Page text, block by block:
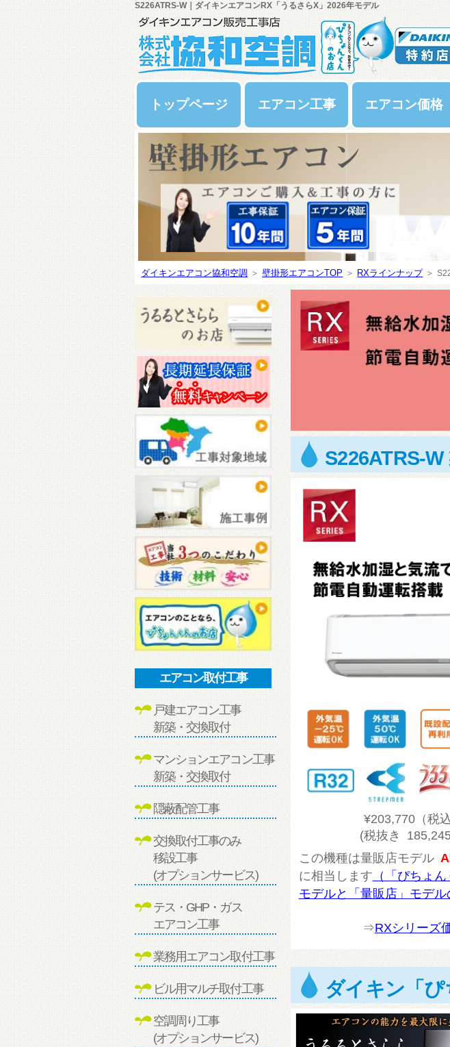
S226ATRS-W｜ダイキンエアコンRX「うるさらX」2026年モデル
トップページ エアコン工事 エアコン価格
ダイキンエアコン協和空調 ＞壁掛形エアコンTOP ＞ RXラインナップ＞
S226ATRS-
¥203,770（税込
(税抜き
この機種は量販店モデル
に相当します （「ぴちょ
モデルと「量販店」モデル
⇒RXシリーズ
ダイキン「
エアコン取付工事
戸建エアコン工事
新築・交換取付
マンションエアコン工事
新築・交換取付
隠蔽配管工事
交換取付工事のみ
移設工事
(オプションサービス)
テス・GHP・ガス
エアコン工事
業務用エアコン取付工事
ビル用マルチ取付工事
空調周り工事
(オプションサービス)